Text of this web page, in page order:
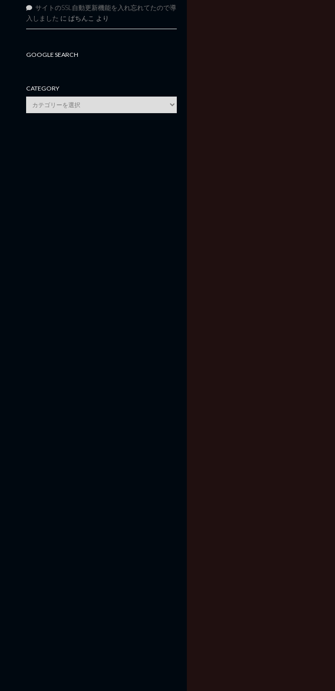
サイトのSSL自動更新機能を入れ忘れてたので導
入しました に ぱちんこ より
GOOGLE SEARCH
CATEGORY
category